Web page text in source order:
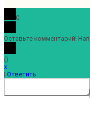
0
Оставьте комментарий!
()
x
| Ответить